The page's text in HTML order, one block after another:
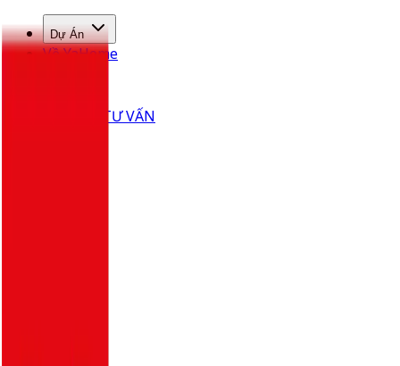
Dự Án
Về YaHome
LIÊN HỆ TƯ VẤN